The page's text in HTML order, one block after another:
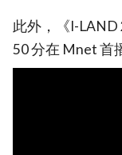
此外，《I-LAND
50 分在 Mnet 首